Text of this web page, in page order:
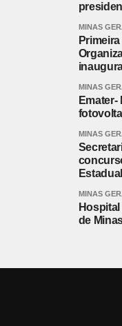
MINAS
MINAS
MINAS
Estadual
MINAS
de